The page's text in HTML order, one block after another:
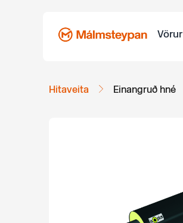
Vörur
Hitaveita Einangruð hné